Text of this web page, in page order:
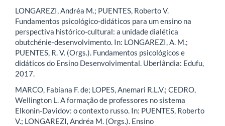
LONGAREZI, Andréa M.; PUENTES, Roberto V.
Fundamentos psicológico-didáticos para um ensino na
perspectiva histórico-cultural: a unidade dialética
obutchénie-desenvolvimento. In: LONGAREZI, A. M.;
PUENTES, R. V. (Orgs.). Fundamentos psicológicos e
didáticos do Ensino Desenvolvimental. Uberlândia: Edufu,
2017.
MARCO, Fabiana F. de; LOPES, Anemari R.L.V.; CEDRO,
Wellington L. A formação de professores no sistema
Elkonin-Davidov: o contexto russo. In: PUENTES, Roberto
V.; LONGAREZI, Andréa M. (Orgs.). Ensino